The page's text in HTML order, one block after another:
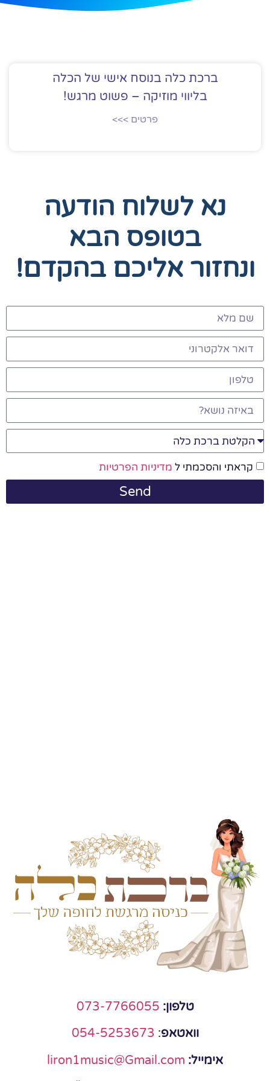
ברכת כלה בנוסח אישי של הכלה
בליווי מוזיקה – פשוט מרגש!
פרטים >>>
נא לשלוח הודעה
בטופס הבא
ונחזור אליכם בהקדם!
קראתי והסכמתי ל מדיניות הפרטיות
Send
טלפון: 073-7766055
וואטאפ:
054-5253673
אימייל: liron1music@Gmail.com